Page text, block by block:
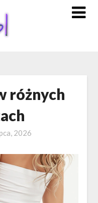
różnych
2026